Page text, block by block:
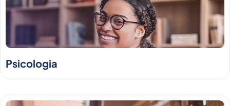
Psicologia